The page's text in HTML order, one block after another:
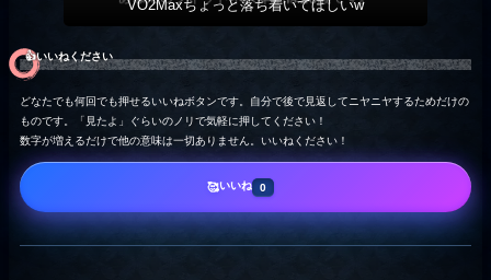
VO2Maxちょっと落ち着いてほしいw
👍️いいねください
どなたでも何回でも押せるいいねボタンです。自分で後で見返してニヤニヤするためだけの
ものです。「見たよ」ぐらいのノリで気軽に押してください！
数字が増えるだけで他の意味は一切ありません。いいねください！
🥰いいね 0